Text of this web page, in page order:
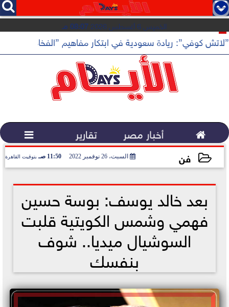
   
الخميس 6 أغسطس 2026 08:07 مـ
”لاتش كوفي”: ريادة سعودية في ابتكار مفاهيم ”الفخامة
 أخبار مصر تقارير 
فن السبت، 26 نوفمبر 2022 11:50 صـ بتوقيت القاهرة
بعد خالد يوسف: بوسة حسين
فهمي وشمس الكويتية قلبت
السوشيال ميديا.. شوف
بنفسك